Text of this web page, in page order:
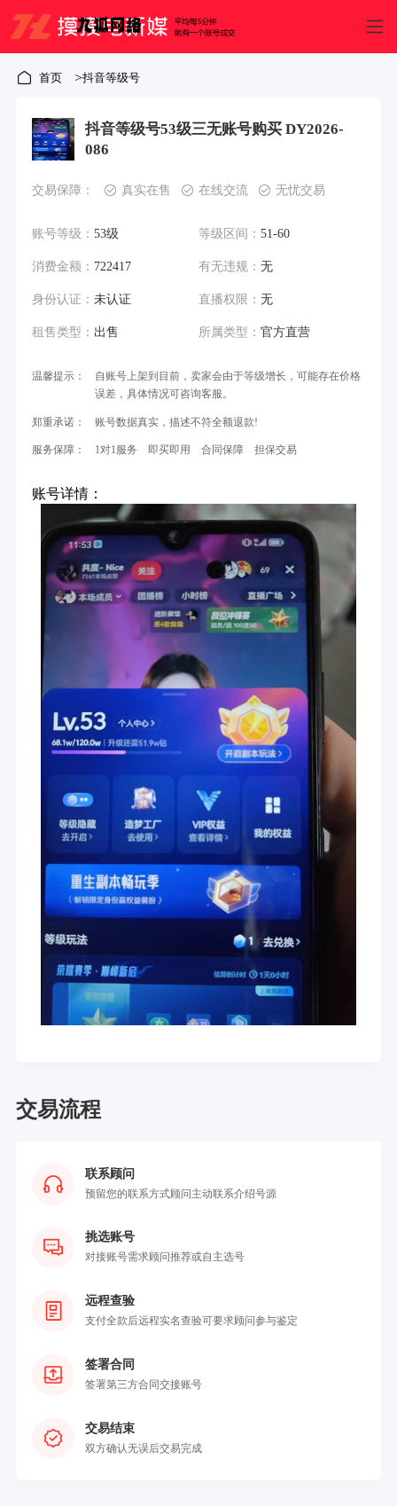
首页 >抖音等级号
抖音等级号53级三无账号购买 DY2026-
086
交易保障： 真实在售 在线交流 无忧交易
账号等级： 53级 等级区间： 51-60
消费金额： 722417 有无违规： 无
身份认证： 未认证 直播权限： 无
租售类型： 出售 所属类型： 官方直营
温馨提示：
自账号上架到目前，卖家会由于等级增长，可能存在价格
误差，具体情况可咨询客服。
郑重承诺： 账号数据真实，描述不符全额退款!
服务保障： 1对1服务 即买即用 合同保障 担保交易
账号详情：
交易流程
联系顾问
预留您的联系方式顾问主动联系介绍号源
挑选账号
对接账号需求顾问推荐或自主选号
远程查验
支付全款后远程实名查验可要求顾问参与鉴定
签署合同
签署第三方合同交接账号
交易结束
双方确认无误后交易完成